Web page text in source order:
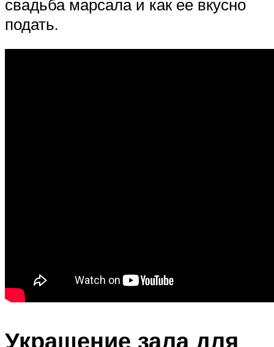
свадьба марсала и как ее вкусно
подать.
Украшение зала для